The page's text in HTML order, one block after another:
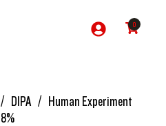
0
DIPA
Human Experiment